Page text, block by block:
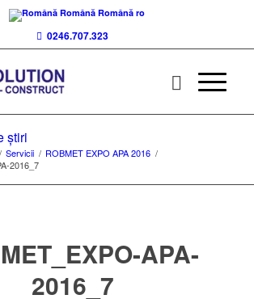
Română Română ro
0246.707.323
știri
/ Servicii / ROBMET EXPO APA 2016 /
2016_7
APA-
2016_7